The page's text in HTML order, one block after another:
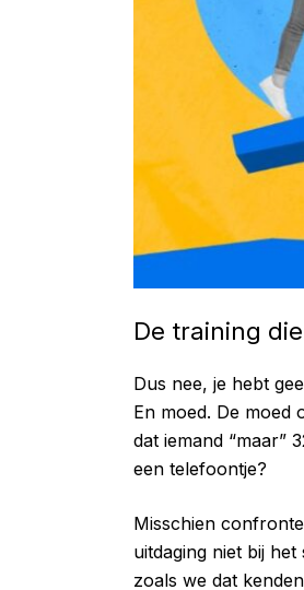
De training
Dus nee, je hebt
En moed. De moed
dat iemand “maar”
een telefoontje?
Misschien
uitdaging niet bij
zoals we dat